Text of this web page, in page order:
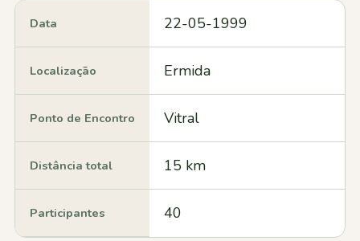
Data 22-05-1999
Localização Ermida
Ponto de Encontro Vitral
Distância total 15 km
Participantes 40